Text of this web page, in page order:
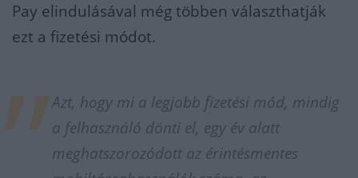
Pay elindulásával még többen választhatják
ezt a fizetési módot.
Azt, hogy mi a legjobb fizetési mód, mindig
a felhasználó dönti el, egy év alatt
meghatszorozódott az érintésmentes